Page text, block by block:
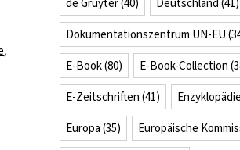
,
Dokumentationszentrum UN-EU
E-Book(80) E-Book-Collection
E-Zeitschriften (41) Enzyklopädie
Europa (35) Europäische